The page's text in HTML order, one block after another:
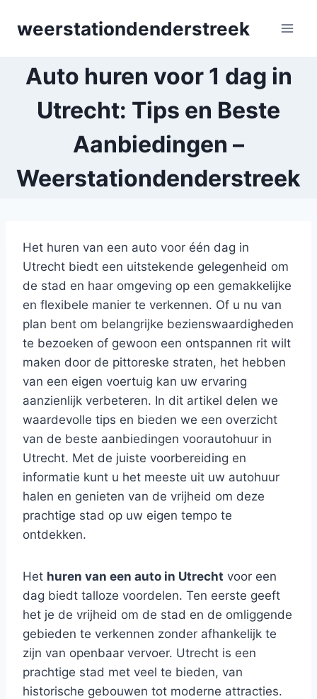
weerstationdenderstreek
Auto huren voor 1 dag in
Utrecht: Tips en Beste
Aanbiedingen –
Weerstationdenderstreek
Het huren van een auto voor één dag in
Utrecht biedt een uitstekende gelegenheid om
de stad en haar omgeving op een gemakkelijke
en flexibele manier te verkennen. Of u nu van
plan bent om belangrijke bezienswaardigheden
te bezoeken of gewoon een ontspannen rit wilt
maken door de pittoreske straten, het hebben
van een eigen voertuig kan uw ervaring
aanzienlijk verbeteren. In dit artikel delen we
waardevolle tips en bieden we een overzicht
van de beste aanbiedingen voorautohuur in
Utrecht. Met de juiste voorbereiding en
informatie kunt u het meeste uit uw autohuur
halen en genieten van de vrijheid om deze
prachtige stad op uw eigen tempo te
ontdekken.
Het huren van een auto in Utrecht voor een
dag biedt talloze voordelen. Ten eerste geeft
het je de vrijheid om de stad en de omliggende
gebieden te verkennen zonder afhankelijk te
zijn van openbaar vervoer. Utrecht is een
prachtige stad met veel te bieden, van
historische gebouwen tot moderne attracties.